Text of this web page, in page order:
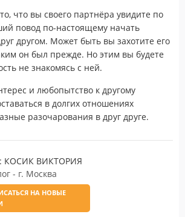
что вы своего партнёра увидите по
повод по-настоящему начать
другом. Может быть вы захотите его
он был прежде. Но этим вы будете
не знакомясь с ней.
и любопытство к другому
в долгих отношениях
разочарования в друг друге.
КОСИК ВИКТОРИЯ
- г. Москва
НА НОВЫЕ